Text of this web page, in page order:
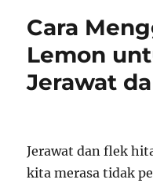
Cara
Lemon
Jerawat
Jerawat dan flek
kita merasa tidak